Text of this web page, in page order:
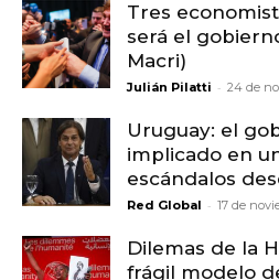
Tres
será el
Macri)
Julián Pilatti - 24 de
Uruguay: el
implicado en
escándalos
Red Global - 17 de
Dilemas de la
frágil modelo